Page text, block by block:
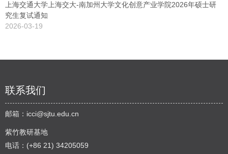
上海交通大学上海交大-南加州大学文化创意产业学院2026年硕士研
究生复试通知
2026-03-19
联系我们
邮箱： icci@sjtu.edu.cn
紫竹教研基地
电话：(+86 21) 34205059